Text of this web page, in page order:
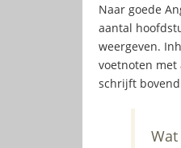
Naar goede
aantal
weergeven.
voetnoten met
schrijft
Wat